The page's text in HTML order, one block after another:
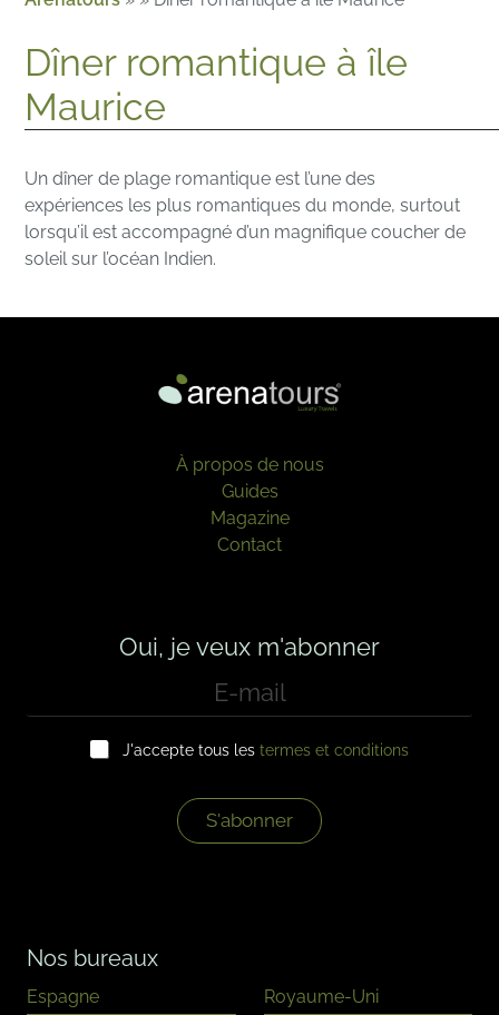
Dîner romantique à île
Maurice
Un dîner de plage romantique est l’une des
expériences les plus romantiques du monde, surtout
lorsqu’il est accompagné d’un magnifique coucher de
soleil sur l’océan Indien.
À propos de nous
Guides
Magazine
Contact
Oui, je veux m'abonner
m
e
r
*
J'accepte tous les termes et conditions
S'abonner
Nos bureaux
Espagne Royaume-Uni